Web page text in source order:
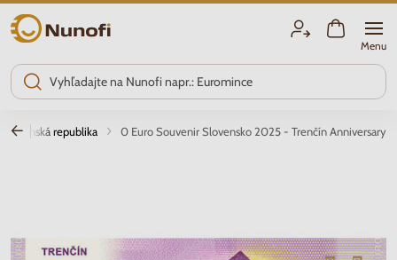
Nunofi.sk
Menu
Slovenská republika 0 Euro Souvenir Slovensko 2025 - Trenčín Anniversary